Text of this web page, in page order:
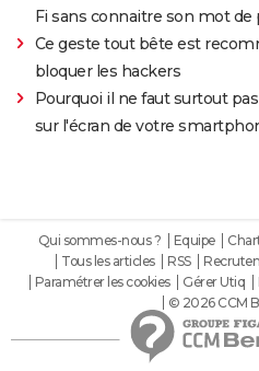
Fi sans connaitre son mot de
Ce geste tout bête est
bloquer les hackers
Pourquoi il ne faut surtout
sur l'écran de votre
Qui sommes-nous ? Equipe
Tous les articles
RSS
Paramétrer les cookies
Gérer Utiq
© 2026 CCM